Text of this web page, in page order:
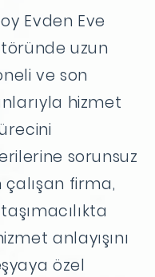
Evden Eve
uzun
ve son
hizmet
sorunsuz
firma,
anlayışını
özel